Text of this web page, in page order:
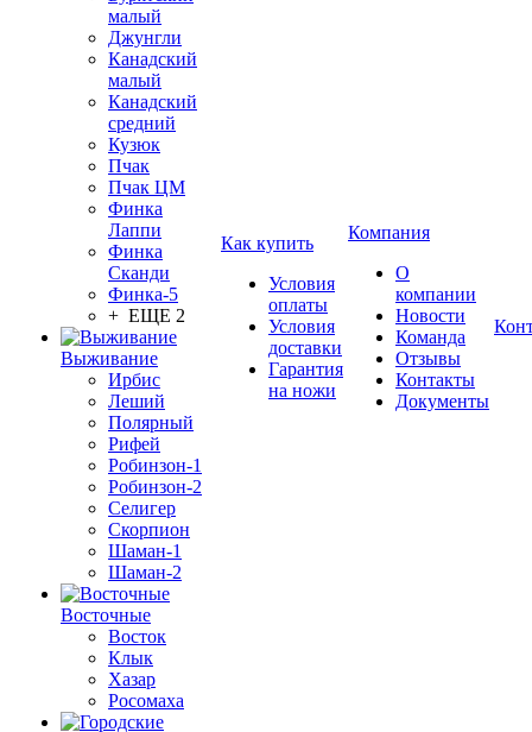
малый
Джунгли
Канадский
малый
Канадский
средний
Кузюк
Пчак
Пчак ЦМ
Финка
Лаппи
Финка
Сканди
Финка-5
+ ЕЩЕ 2
Выживание
Ирбис
Леший
Полярный
Рифей
Робинзон-1
Робинзон-2
Селигер
Скорпион
Шаман-1
Шаман-2
Восточные
Восток
Клык
Хазар
Росомаха
Как купить
Условия
оплаты
Условия
доставки
Гарантия
на ножи
Компания
О
компании
Новости
Команда
Отзывы
Контакты
Документы